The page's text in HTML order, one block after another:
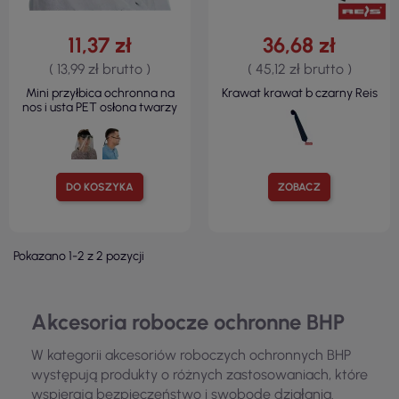
DO KOSZYKA
11,37 zł
( 13,99 zł brutto )
Mini przyłbica ochronna na
nos i usta PET osłona twarzy
ZOBACZ
36,68 zł
( 45,12 zł brutto )
Krawat krawat b czarny Reis
Pokazano 1-2 z 2 pozycji
Akcesoria robocze ochronne BHP
W kategorii akcesoriów roboczych ochronnych BHP
występują produkty o różnych zastosowaniach, które
wspierają bezpieczeństwo i swobodę działania.